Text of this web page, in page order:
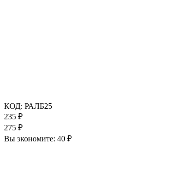
КОД: РАЛБ25
235 ₽
275 ₽
Вы экономите: 40 ₽